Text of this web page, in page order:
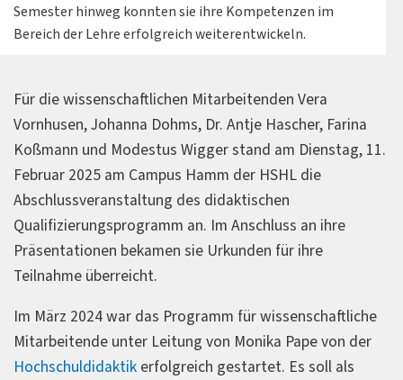
Semester hinweg konnten sie ihre Kompetenzen im
Bereich der Lehre erfolgreich weiterentwickeln.
Für die wissenschaftlichen Mitarbeitenden Vera
Vornhusen, Johanna Dohms, Dr. Antje Hascher, Farina
Koßmann und Modestus Wigger stand am Dienstag, 11.
Februar 2025 am Campus Hamm der HSHL die
Abschlussveranstaltung des didaktischen
Qualifizierungsprogramm an. Im Anschluss an ihre
Präsentationen bekamen sie Urkunden für ihre
Teilnahme überreicht.
Im März 2024 war das Programm für wissenschaftliche
Mitarbeitende unter Leitung von Monika Pape von der
Hochschuldidaktik erfolgreich gestartet. Es soll als